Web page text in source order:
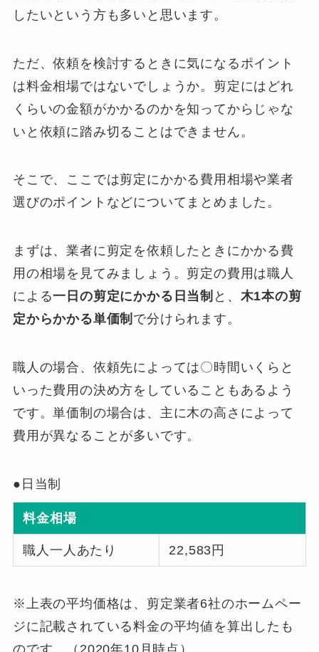
したいという方も多いと思います。
ただ、依頼を検討するときに気になるポイント
は料金相場ではないでしょうか。剪定にはどれ
くらいの金額がかかるのかを知ってからじゃな
いと依頼に踏み切ることはできません。
そこで、ここでは剪定にかかる費用相場や業者
選びのポイントなどについてまとめました。
まずは、業者に剪定を依頼したときにかかる費
用の相場を見てみましょう。剪定の費用は職人
による一日の剪定にかかる日当制 と、 木1本の剪
定からかかる単価制 で分けられます。
職人の場合、依頼先によっては〇時間いくらと
いった費用の決め方をしていることもあるよう
です。単価制の場合は、主に木の高さによって
費用が異なることが多いです。
●日当制
料金相場
職人一人あたり 22,583円
※上表の平均価格は、剪定業者6社のホームペー
ジに記載されている料金の平均値を算出したも
のです。（2020年10月時点）